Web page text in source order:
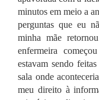
minutos em meio a
perguntas que eu
minha mãe
enfermeira
estavam sendo
sala onde
meu direito à